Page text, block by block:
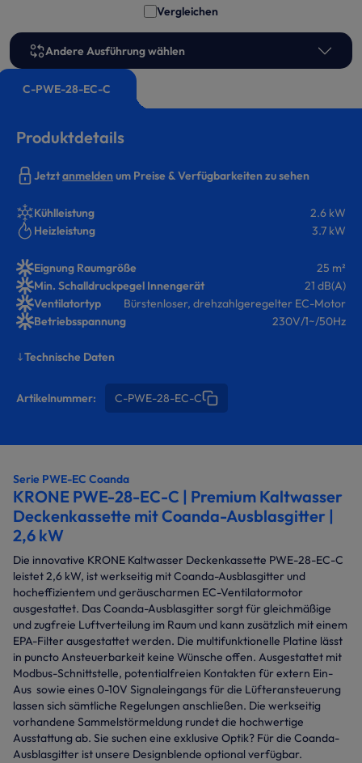
Vergleichen
C-PWE-28-EC-C
Andere Ausführung wählen
Produktdetails
Jetztanmeldenum Preise & Verfügbarkeiten zu sehen
Kühlleistung
2.6 kW
Heizleistung
3.7 kW
Eignung Raumgröße
25 m²
Min. Schalldruckpegel Innengerät
21 dB(A)
Ventilatortyp
Bürstenloser, drehzahlgeregelter EC-Motor
Betriebsspannung
230V/1~/50Hz
Technische Daten
Artikelnummer: C-PWE-28-EC-C
Serie PWE-EC Coanda
KRONE PWE-28-EC-C | Premium Kaltwasser
Deckenkassette mit Coanda-Ausblasgitter |
2,6 kW
Die innovative KRONE Kaltwasser Deckenkassette PWE-28-EC-C
leistet 2,6 kW, ist werkseitig mit Coanda-Ausblasgitter und
hocheffizientem und geräuscharmen EC-Ventilatormotor
ausgestattet. Das Coanda-Ausblasgitter sorgt für gleichmäßige
und zugfreie Luftverteilung im Raum und kann zusätzlich mit einem
EPA-Filter ausgestattet werden. Die multifunktionelle Platine lässt
in puncto Ansteuerbarkeit keine Wünsche offen. Ausgestattet mit
Modbus-Schnittstelle, potentialfreien Kontakten für extern Ein-
Aus sowie eines 0-10V Signaleingangs für die Lüfteransteuerung
lassen sich sämtliche Regelungen anschließen. Die werkseitig
vorhandene Sammelstörmeldung rundet die hochwertige
Ausstattung ab. Sie suchen eine exklusive Optik? Für die Coanda-
Ausblasgitter ist unsere Designblende optional verfügbar.